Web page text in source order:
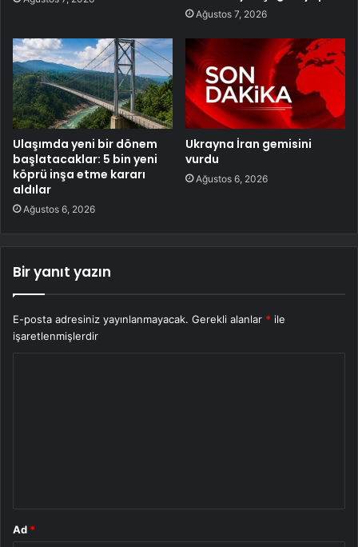
Ağustos 7, 2026
Ulaşımda yeni bir dönem
başlatacaklar: 5 bin yeni
köprü inşa etme kararı
aldılar
Ağustos 6, 2026
Ukrayna İran gemisini
vurdu
Ağustos 6, 2026
Bir yanıt yazın
E-posta adresiniz yayınlanmayacak. Gerekli alanlar * ile
işaretlenmişlerdir
Ad *